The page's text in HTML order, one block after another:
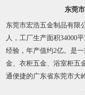
东莞
东莞市宏浩五金制品有限
人，工厂生产面积34000
经验，年产值约2亿。是
金、衣柜五金、浴室柜五
通便捷的广东省东莞市大